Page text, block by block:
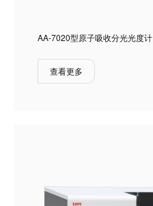
AA-7020型原子吸收分光光度计
查看更多